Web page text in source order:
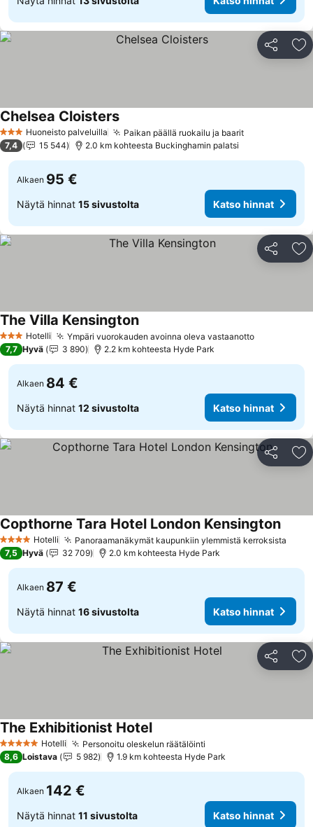
Jaa
3 Tähtiluokitus
Huoneisto palveluilla Paikan päällä ruokailu ja baarit
Chelsea Cloisters
7,4 15 544 2.0 km kohteesta Buckinghamin palatsi
Alkaen 95 €
Näytä hinnat 15 sivustolta Katso hinnat
Jaa
3 Tähtiluokitus
Hotelli Ympäri vuorokauden avoinna oleva vastaanotto
The Villa Kensington
7,7 Hyvä 3 890 2.2 km kohteesta Hyde Park
Alkaen 84 €
Näytä hinnat 12 sivustolta Katso hinnat
Jaa
4 Tähtiluokitus
Hotelli Panoraamanäkymät kaupunkiin ylemmistä kerroksista
Copthorne Tara Hotel London Kensington
7,5 Hyvä 32 709 2.0 km kohteesta Hyde Park
Alkaen 87 €
Näytä hinnat 16 sivustolta Katso hinnat
Jaa
5 Tähtiluokitus
Hotelli Personoitu oleskelun räätälöinti
The Exhibitionist Hotel
8,6 Loistava 5 982 1.9 km kohteesta Hyde Park
Alkaen 142 €
Näytä hinnat 11 sivustolta Katso hinnat